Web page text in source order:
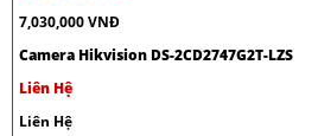
7,030,000 VNĐ
Camera Hikvision DS-2CD2747G2T-LZS
Liên Hệ
Liên Hệ